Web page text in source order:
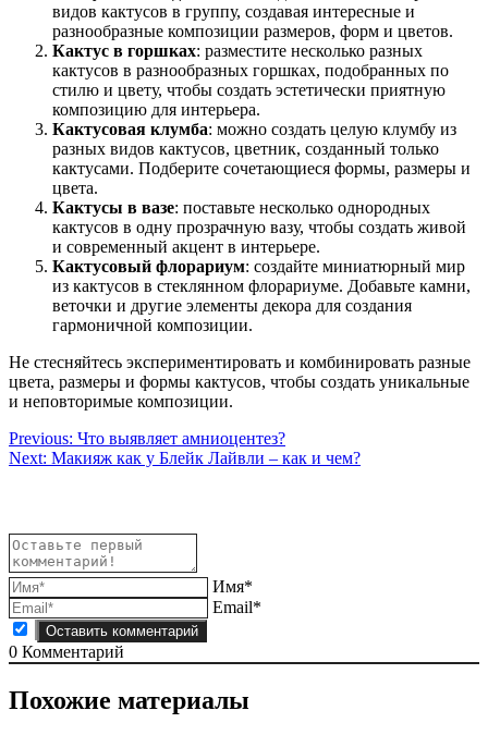
видов кактусов в группу, создавая интересные и
разнообразные композиции размеров, форм и цветов.
Кактус в горшках: разместите несколько разных
кактусов в разнообразных горшках, подобранных по
стилю и цвету, чтобы создать эстетически приятную
композицию для интерьера.
Кактусовая клумба: можно создать целую клумбу из
разных видов кактусов, цветник, созданный только
кактусами. Подберите сочетающиеся формы, размеры и
цвета.
Кактусы в вазе: поставьте несколько однородных
кактусов в одну прозрачную вазу, чтобы создать живой
и современный акцент в интерьере.
Кактусовый флорариум: создайте миниатюрный мир
из кактусов в стеклянном флорариуме. Добавьте камни,
веточки и другие элементы декора для создания
гармоничной композиции.
Не стесняйтесь экспериментировать и комбинировать разные
цвета, размеры и формы кактусов, чтобы создать уникальные
и неповторимые композиции.
Навигация
по
Previous: Что выявляет амниоцентез?
Next: Макияж как у Блейк Лайвли – как и чем?
Имя*
Email*
0 Комментарий
Похожие материалы